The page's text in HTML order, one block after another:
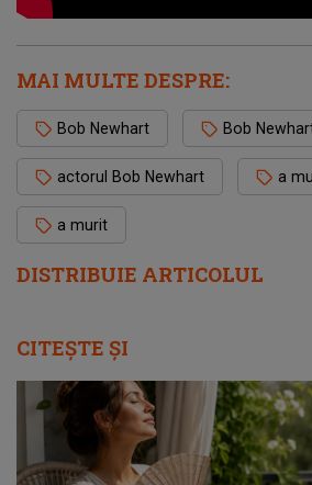
DISTRIBUIE ARTICOLUL
MAI MULTE DESPRE:
Bob Newhart Bob
actorul Bob Newhart a
a murit
CITEȘTE ȘI